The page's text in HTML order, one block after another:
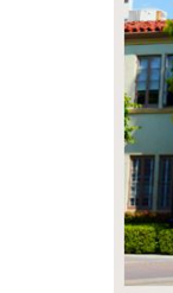
«Con Total